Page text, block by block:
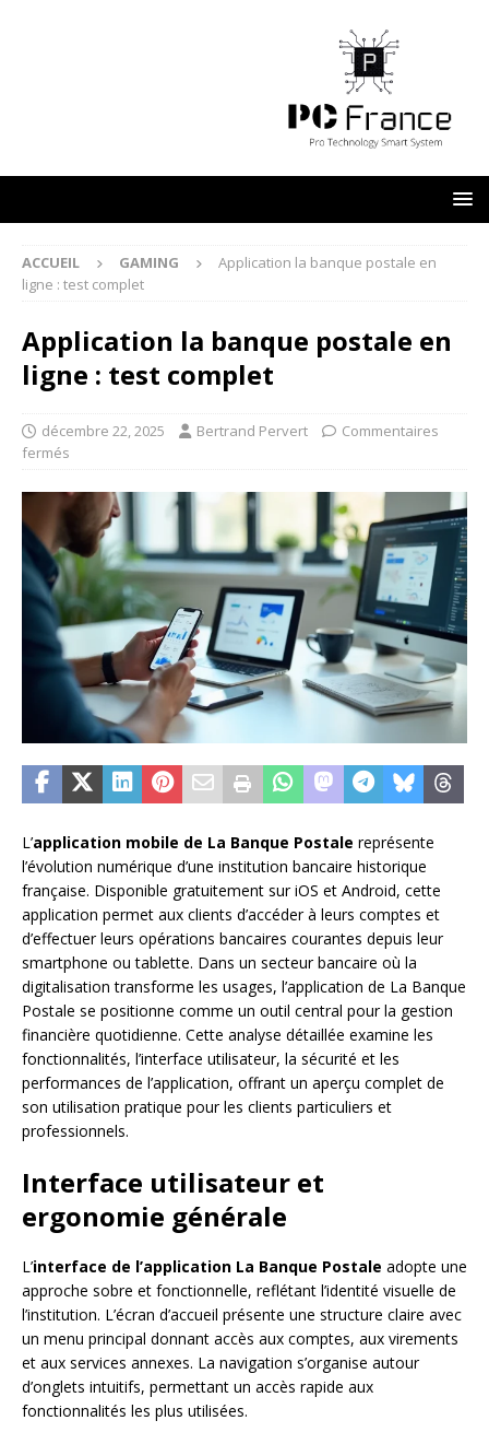
ACCUEIL GAMING
Application la banque postale en
ligne : test complet
Application la banque postale en
ligne : test complet
décembre 22, 2025 Bertrand Pervert
Commentaires
fermés
L’application mobile de La Banque Postale représente
l’évolution numérique d’une institution bancaire historique
française. Disponible gratuitement sur iOS et Android, cette
application permet aux clients d’accéder à leurs comptes et
d’effectuer leurs opérations bancaires courantes depuis leur
smartphone ou tablette. Dans un secteur bancaire où la
digitalisation transforme les usages, l’application de La Banque
Postale se positionne comme un outil central pour la gestion
financière quotidienne. Cette analyse détaillée examine les
fonctionnalités, l’interface utilisateur, la sécurité et les
performances de l’application, offrant un aperçu complet de
son utilisation pratique pour les clients particuliers et
professionnels.
Interface utilisateur et
ergonomie générale
L’interface de l’application La Banque Postale adopte une
approche sobre et fonctionnelle, reflétant l’identité visuelle de
l’institution. L’écran d’accueil présente une structure claire avec
un menu principal donnant accès aux comptes, aux virements
et aux services annexes. La navigation s’organise autour
d’onglets intuitifs, permettant un accès rapide aux
fonctionnalités les plus utilisées.